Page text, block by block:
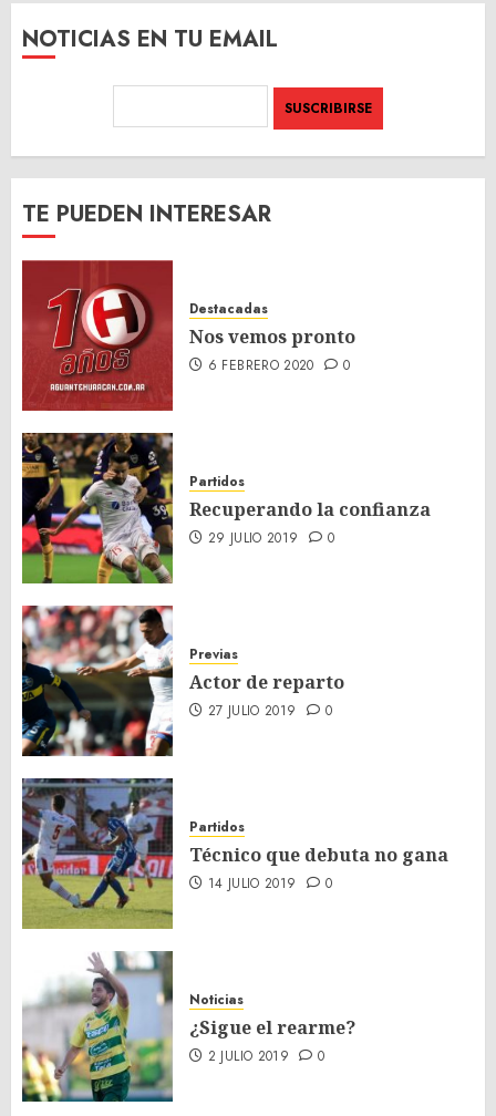
NOTICIAS EN TU EMAIL
TE PUEDEN INTERESAR
Destacadas
Nos vemos pronto
6 FEBRERO 2020 0
Partidos
Recuperando la confianza
29 JULIO 2019 0
Previas
Actor de reparto
27 JULIO 2019 0
Partidos
Técnico que debuta no gana
14 JULIO 2019 0
Noticias
¿Sigue el rearme?
2 JULIO 2019 0